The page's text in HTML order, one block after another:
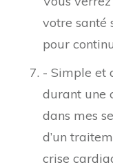
votre santé
pour
- Simple et
durant une
dans mes
d’un
crise